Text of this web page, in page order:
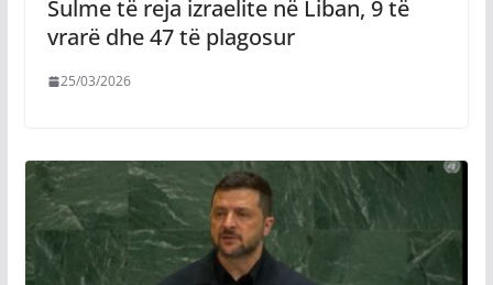
Sulme të reja izraelite në Liban, 9 të
vrarë dhe 47 të plagosur
25/03/2026